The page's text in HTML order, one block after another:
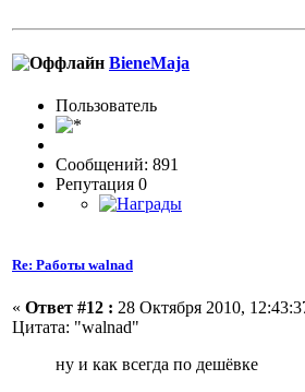
BieneMaja
Пользовaтeль
Сообщений: 891
Репутация 0
Re: Работы walnad
« Ответ #12 : 28 Октября 2010,
Цитата: "walnad"
ну и как всегда по дешёвке